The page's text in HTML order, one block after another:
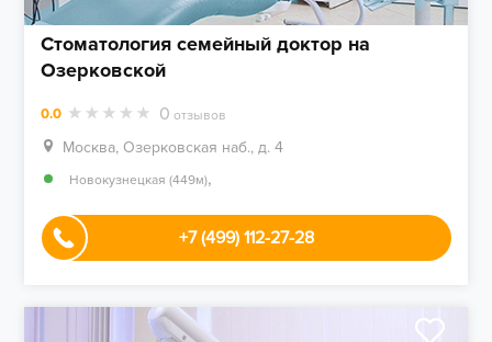
Стоматология семейный доктор на
Озерковской
0.0 0 отзывов
Москва, Озерковская наб., д. 4
Новокузнецкая (449м),
+7 (499) 112-27-28